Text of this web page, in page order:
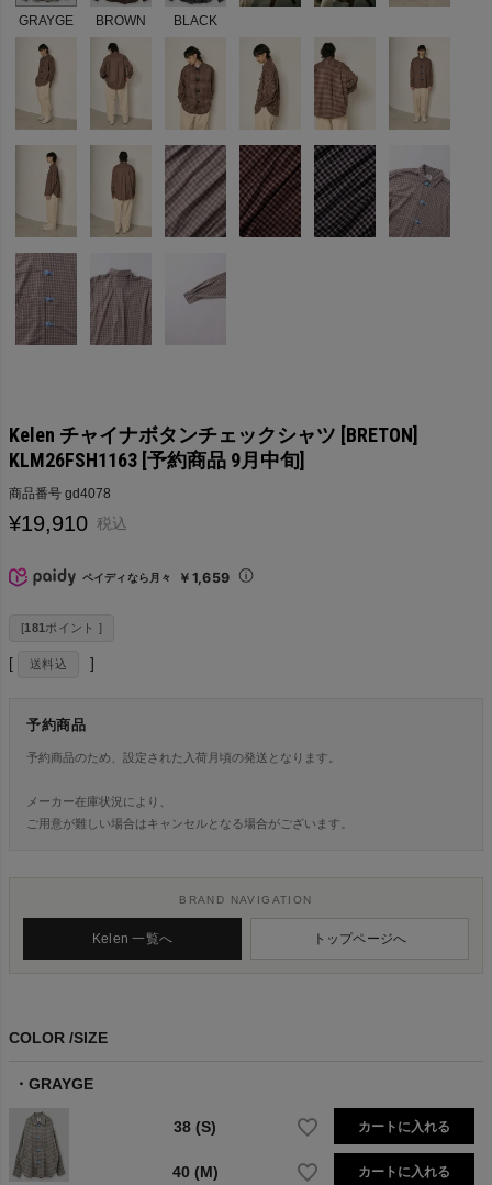
GRAYGE BROWN BLACK
Kelen チャイナボタンチェックシャツ [BRETON]
KLM26FSH1163 [予約商品 9月中旬]
商品番号 gd4078
¥19,910 税込
ペイディなら月々 ￥1,659
[181 ポイント ]
送料込
予約商品
予約商品のため、設定された入荷月頃の発送となります。
メーカー在庫状況により、
ご用意が難しい場合はキャンセルとなる場合がございます。
BRAND NAVIGATION
Kelen 一覧へ トップページへ
COLOR SIZE
GRAYGE
38 (S) カートに入れる
40 (M) カートに入れる